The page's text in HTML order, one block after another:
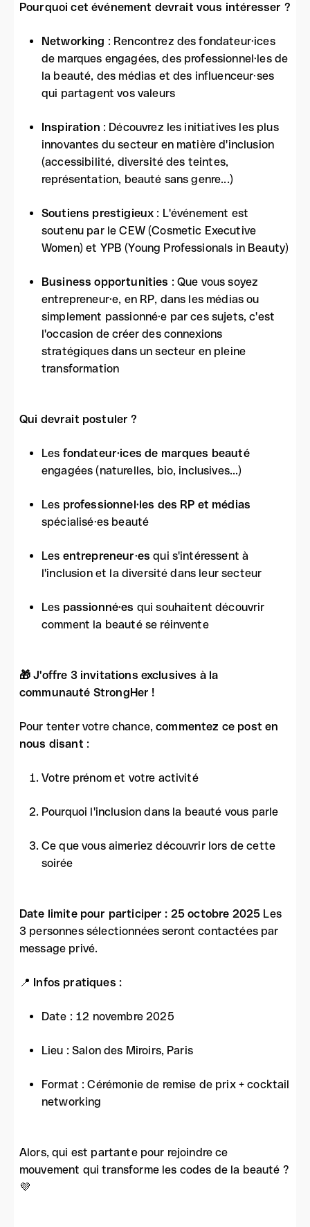
Pourquoi cet événement devrait vous intéresser ?
Networking : Rencontrez des fondateur·ices
de marques engagées, des professionnel·les de
la beauté, des médias et des influenceur·ses
qui partagent vos valeurs
Inspiration : Découvrez les initiatives les plus
innovantes du secteur en matière d'inclusion
(accessibilité, diversité des teintes,
représentation, beauté sans genre...)
Soutiens prestigieux : L'événement est
soutenu par le CEW (Cosmetic Executive
Women) et YPB (Young Professionals in Beauty)
Business opportunities : Que vous soyez
entrepreneur·e, en RP, dans les médias ou
simplement passionné·e par ces sujets, c'est
l'occasion de créer des connexions
stratégiques dans un secteur en pleine
transformation
Qui devrait postuler ?
Les fondateur·ices de marques beauté
engagées (naturelles, bio, inclusives...)
Les professionnel·les des RP et médias
spécialisé·es beauté
Les entrepreneur·es qui s'intéressent à
l'inclusion et la diversité dans leur secteur
Les passionné·es qui souhaitent découvrir
comment la beauté se réinvente
🎁 J'offre 3 invitations exclusives à la
communauté StrongHer !
Pour tenter votre chance,commentez ce post en
nous disant :
Votre prénom et votre activité
Pourquoi l'inclusion dans la beauté vous parle
Ce que vous aimeriez découvrir lors de cette
soirée
Date limite pour participer : 25 octobre 2025 Les
3 personnes sélectionnées seront contactées par
message privé.
📍 Infos pratiques :
Date : 12 novembre 2025
Lieu : Salon des Miroirs, Paris
Format : Cérémonie de remise de prix + cocktail
networking
Alors, qui est partante pour rejoindre ce
mouvement qui transforme les codes de la beauté ?
💜